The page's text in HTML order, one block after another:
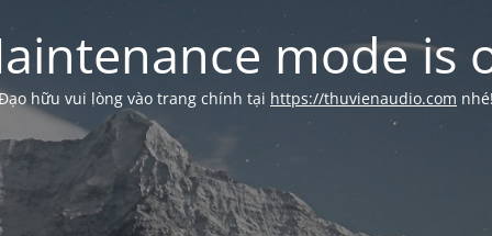
mode is
hữu vui lòng vào trang chính tại https://thuvienaudio.com